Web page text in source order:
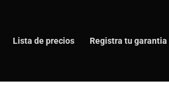
Lista de precios Registra tu garantia